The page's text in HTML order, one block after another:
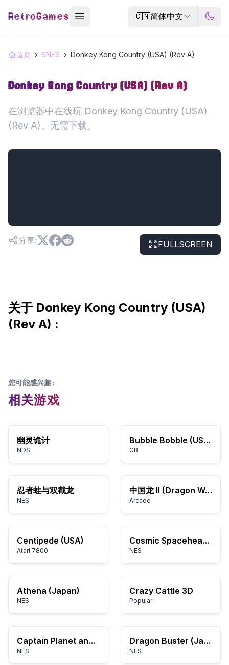
RetroGames 🇨🇳简体中文
首页 › SNES › Donkey Kong Country (USA) (Rev A)
Donkey Kong Country (USA) (Rev A)
在浏览器中在线玩 Donkey Kong Country (USA)
(Rev A)。无需下载。
分享: FULLSCREEN
关于 Donkey Kong Country (USA)
(Rev A) :
您可能感兴趣 :
相关游戏
幽灵诡计
NDS
Bubble Bobble (USA, Europe)
GB
忍者蛙与双截龙
NES
中国龙 II (Dragon World II)
Arcade
Centipede (USA)
Atari 7800
Cosmic Spacehead (Europe) (En,Fr,De,Es) (Unl)
NES
Athena (Japan)
NES
Crazy Cattle 3D
Popular
Captain Planet and the Planeteers (USA)
NES
Dragon Buster (Japan)
NES